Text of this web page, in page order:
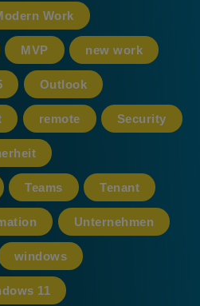
Work
MVP new work
Outlook
remote Security
Teams Tenant
Unternehmen
windows
11